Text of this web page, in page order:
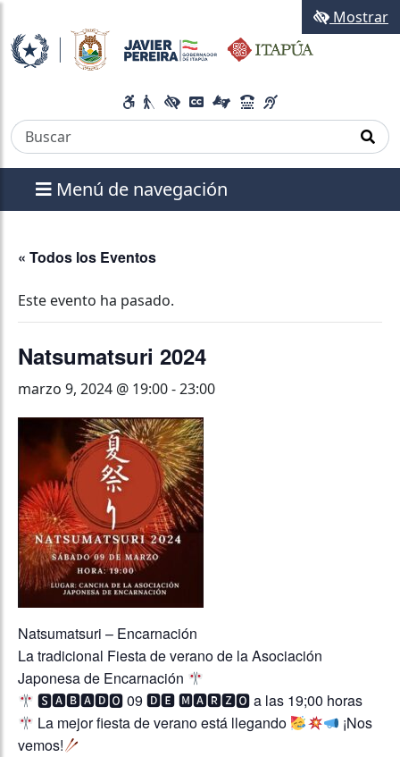
Menú de navegación
Mostrar
« Todos los Eventos
Este evento ha pasado.
Natsumatsuri 2024
marzo 9, 2024 @ 19:00-23:00
Natsumatsuri – Encarnación
La tradicional Fiesta de verano de la Asociación
Japonesa de Encarnación
🆂🅰🅱🅰🅳🅾 09 🅳🅴 🅼🅰🆁🆉🅾 a las 19;00 horas
La mejor fiesta de verano está llegando
¡Nos
vemos!